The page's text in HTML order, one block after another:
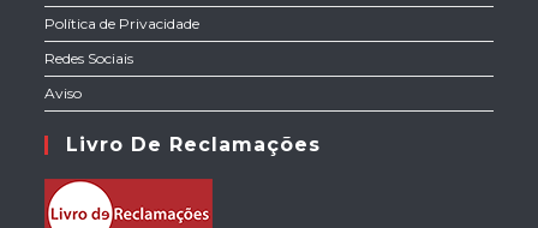
Política de Privacidade
Redes Sociais
Aviso
Livro De Reclamações